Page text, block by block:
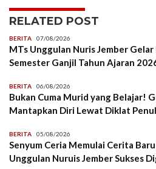
RELATED POST
BERITA 07/08/2026
MTs Unggulan Nuris Jember Gelar
Semester Ganjil Tahun Ajaran
BERITA 06/08/2026
Bukan Cuma Murid yang Belajar!
Mantapkan Diri Lewat Diklat
BERITA 05/08/2026
Senyum Ceria Memulai Cerita
Unggulan Nuruis Jember Sukses